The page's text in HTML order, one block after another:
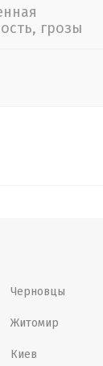
грозы
Черновцы
Житомир
Киев